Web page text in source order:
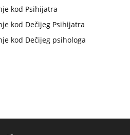
kod Psihijatra
kod Dečijeg Psihijatra
kod Dečijeg psihologa